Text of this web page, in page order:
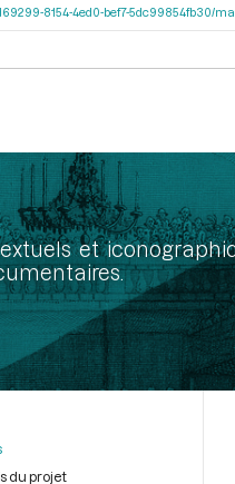
8154-4ed0-bef7-5dc99854fb30/
et
du projet